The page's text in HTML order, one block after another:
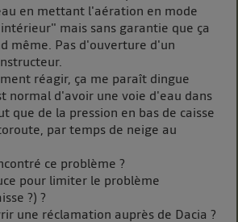
en mettant l'aération en mode
mais sans garantie que ça
même. Pas d'ouverture d'un
réagir, ça me paraît dingue
normal d'avoir une voie d'eau dans
que de la pression en bas de caisse
par temps de neige au
ce problème ?
pour limiter le problème
?) ?
une réclamation auprès de Dacia ?
la navigation de l'utilisateur du mobile.
moment retirer ce consentement
("
") ou via la page
» en bas de ce site. Pour plus
veuillez consulterla Politique
sur les données personnelles
d'Utiq.